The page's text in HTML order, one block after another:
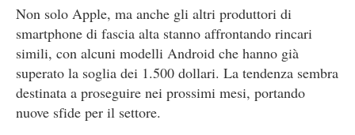
Non solo Apple, ma anche gli altri produttori di
smartphone di fascia alta stanno affrontando rincari
simili, con alcuni modelli Android che hanno già
superato la soglia dei 1.500 dollari. La tendenza sembra
destinata a proseguire nei prossimi mesi, portando
nuove sfide per il settore.